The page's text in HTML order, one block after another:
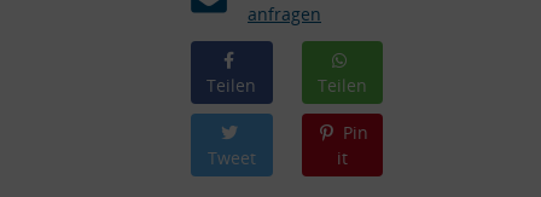
anfragen
Teilen Teilen
Tweet
Pin
it